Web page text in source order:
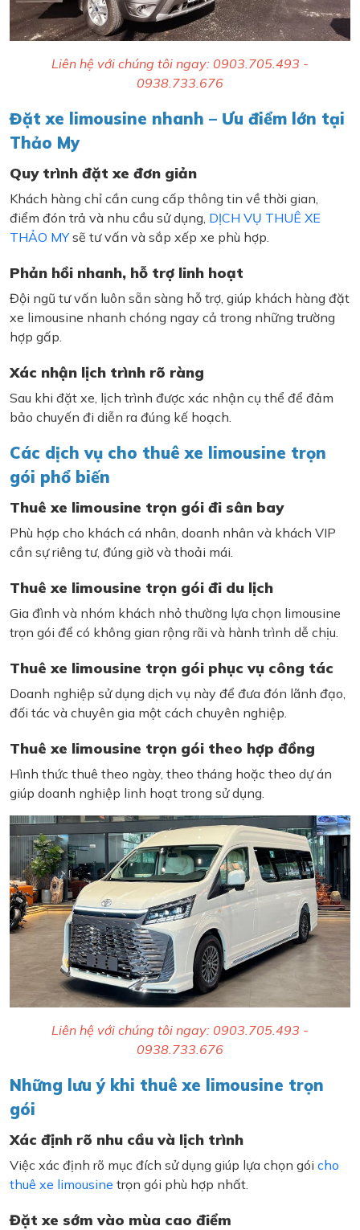
Liên hệ với chúng tôi ngay: 0903.705.493 -
0938.733.676
Đặt xe limousine nhanh – Ưu điểm lớn tại
Thảo My
Quy trình đặt xe đơn giản
Khách hàng chỉ cần cung cấp thông tin về thời gian,
điểm đón trả và nhu cầu sử dụng, DỊCH VỤ THUÊ XE
THẢO MYsẽ tư vấn và sắp xếp xe phù hợp.
Phản hồi nhanh, hỗ trợ linh hoạt
Đội ngũ tư vấn luôn sẵn sàng hỗ trợ, giúp khách hàng đặt
xe limousine nhanh chóng ngay cả trong những trường
hợp gấp.
Xác nhận lịch trình rõ ràng
Sau khi đặt xe, lịch trình được xác nhận cụ thể để đảm
bảo chuyến đi diễn ra đúng kế hoạch.
Các dịch vụ cho thuê xe limousine trọn
gói phổ biến
Thuê xe limousine trọn gói đi sân bay
Phù hợp cho khách cá nhân, doanh nhân và khách VIP
cần sự riêng tư, đúng giờ và thoải mái.
Thuê xe limousine trọn gói đi du lịch
Gia đình và nhóm khách nhỏ thường lựa chọn limousine
trọn gói để có không gian rộng rãi và hành trình dễ chịu.
Thuê xe limousine trọn gói phục vụ công tác
Doanh nghiệp sử dụng dịch vụ này để đưa đón lãnh đạo,
đối tác và chuyên gia một cách chuyên nghiệp.
Thuê xe limousine trọn gói theo hợp đồng
Hình thức thuê theo ngày, theo tháng hoặc theo dự án
giúp doanh nghiệp linh hoạt trong sử dụng.
Liên hệ với chúng tôi ngay: 0903.705.493 -
0938.733.676
Những lưu ý khi thuê xe limousine trọn
gói
Xác định rõ nhu cầu và lịch trình
Việc xác định rõ mục đích sử dụng giúp lựa chọn gói cho
thuê xe limousine trọn gói phù hợp nhất.
Đặt xe sớm vào mùa cao điểm